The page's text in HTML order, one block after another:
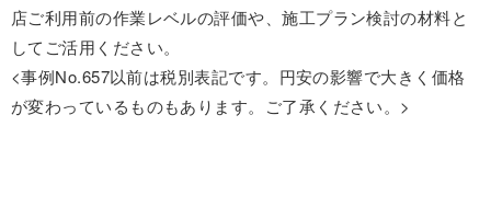
店ご利用前の作業レベルの評価や、施工プラン検討の材料と
してご活用ください。
<事例No.657以前は税別表記です。円安の影響で大きく価格
が変わっているものもあります。ご了承ください。>